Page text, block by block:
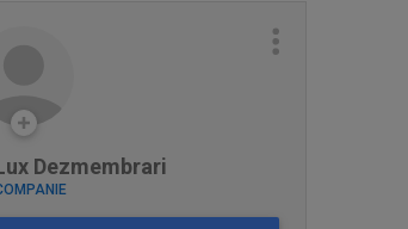
Dezmembrari